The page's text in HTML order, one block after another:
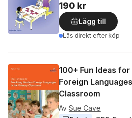
190 kr
Lägg till
Läs direkt efter köp
100+ Fun Ideas
Foreign
Classroom
Av Sue Cave